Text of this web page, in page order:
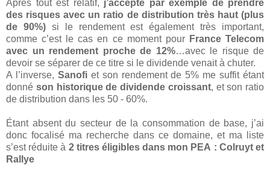
Après tout est relatif, j’accepte par exemple de prendre
des risques avec un ratio de distribution très haut (plus
de 90%)si le rendement est également très important,
comme c’est le cas en ce moment pour France Telecom
avec un rendement proche de 12%…avec le risque de
devoir se séparer de ce titre si le dividende venait à chuter.
A l’inverse, Sanofiet son rendement de 5% me suffit étant
donné son historique de dividende croissant, et son ratio
de distribution dans les 50 - 60%.
Étant absent du secteur de la consommation de base, j’ai
donc focalisé ma recherche dans ce domaine, et ma liste
s’est réduite à 2 titres éligibles dans mon PEA : Colruyt et
Rallye